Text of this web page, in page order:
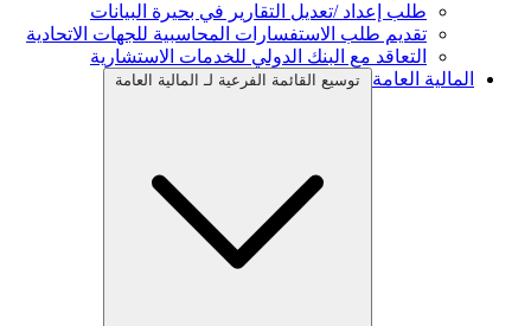
طلب إعداد /تعديل التقارير في بحيرة البيانات
تقديم طلب الاستفسارات المحاسبية للجهات الاتحادية
التعاقد مع البنك الدولي للخدمات الاستشارية
المالية العامة
توسيع القائمة الفرعية لـ المالية العامة